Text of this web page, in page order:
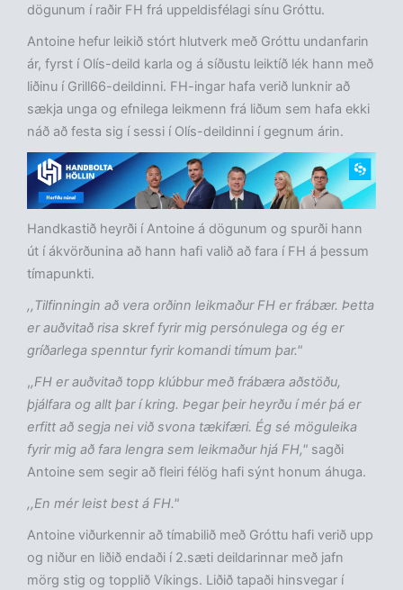
dögunum í raðir FH frá uppeldisfélagi sínu Gróttu.
Antoine hefur leikið stórt hlutverk með Gróttu undanfarin
ár, fyrst í Olís-deild karla og á síðustu leiktíð lék hann með
liðinu í Grill66-deildinni. FH-ingar hafa verið lunknir að
sækja unga og efnilega leikmenn frá liðum sem hafa ekki
náð að festa sig í sessi í Olís-deildinni í gegnum árin.
Handkastið heyrði í Antoine á dögunum og spurði hann
út í ákvörðunina að hann hafi valið að fara í FH á þessum
tímapunkti.
,,Tilfinningin að vera orðinn leikmaður FH er frábær. Þetta
er auðvitað risa skref fyrir mig persónulega og ég er
gríðarlega spenntur fyrir komandi tímum þar."
,,FH er auðvitað topp klúbbur með frábæra aðstöðu,
þjálfara og allt þar í kring. Þegar þeir heyrðu í mér þá er
erfitt að segja nei við svona tækifæri. Ég sé möguleika
fyrir mig að fara lengra sem leikmaður hjá FH," sagði
Antoine sem segir að fleiri félög hafi sýnt honum áhuga.
,,En mér leist best á FH."
Antoine viðurkennir að tímabilið með Gróttu hafi verið upp
og niður en liðið endaði í 2.sæti deildarinnar með jafn
mörg stig og topplið Víkings. Liðið tapaði hinsvegar í